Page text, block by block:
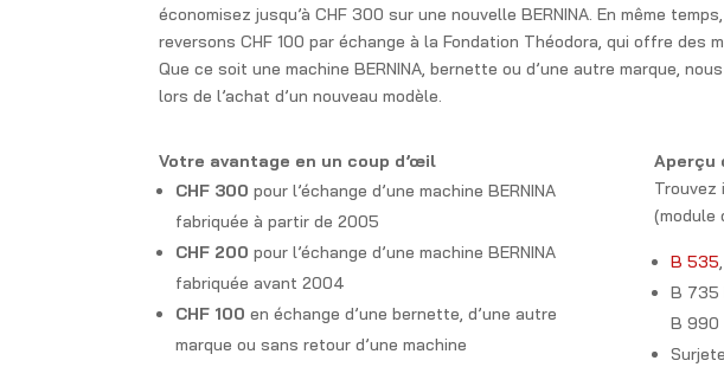
économisez jusqu’à CHF 300 sur une nouvelle BERNINA. En même
reversons CHF 100 par échange à la Fondation Théodora, qui offre des
Que ce soit une machine BERNINA, bernette ou d’une autre marque,
lors de l’achat d’un nouveau modèle.
Votre avantage en un coup d’œil
CHF 300 pour l’échange d’une machine BERNINA
fabriquée à partir de 2005
CHF 200 pour l’échange d’une machine BERNINA
fabriquée avant 2004
CHF 100 en échange d’une bernette, d’une autre
marque ou sans retour d’une machine
Aperçu
Trouvez
(module
B 535,
B 735
B 990